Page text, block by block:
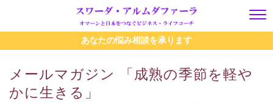
あなたの悩み相談を承ります
メールマガジン 「成熟の季節を軽や
かに生きる」